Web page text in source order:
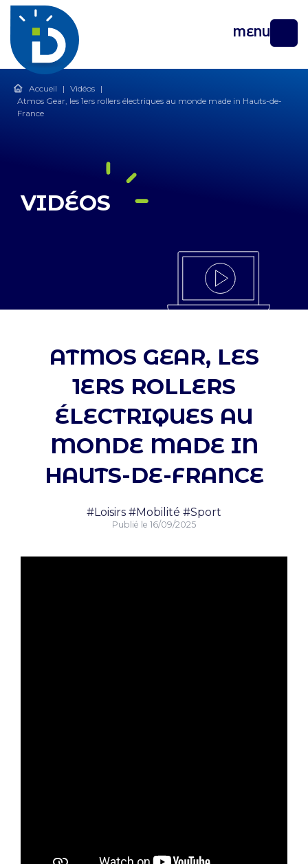
MENU
Accueil | Vidéos |
Atmos Gear, les 1ers rollers électriques au monde made in Hauts-de-
France
VIDÉOS
ATMOS GEAR, LES
1ERS ROLLERS
ÉLECTRIQUES AU
MONDE MADE IN
HAUTS-DE-FRANCE
#Loisirs #Mobilité #Sport
Publié le 16/09/2025